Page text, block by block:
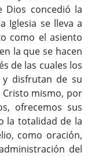
Dios concedió la
Iglesia se lleva a
como el asiento
la que se hacen
de las cuales los
disfrutan de su
Cristo mismo, por
ofrecemos sus
la totalidad de la
como oración,
del